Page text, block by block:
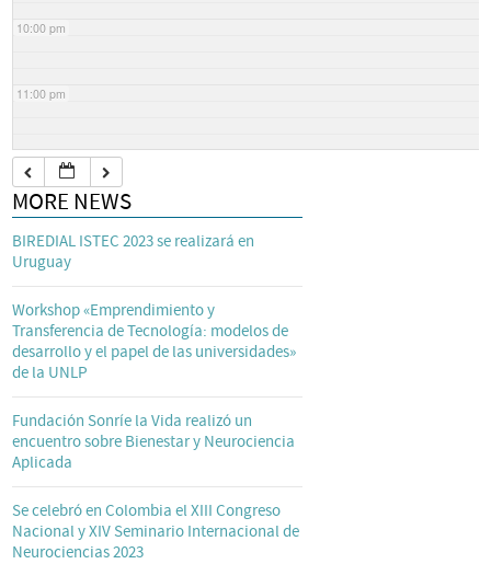
10:00 pm
11:00 pm
MORE NEWS
BIREDIAL ISTEC 2023 se realizará en
Uruguay
Workshop «Emprendimiento y
Transferencia de Tecnología: modelos de
desarrollo y el papel de las universidades»
de la UNLP
Fundación Sonríe la Vida realizó un
encuentro sobre Bienestar y Neurociencia
Aplicada
Se celebró en Colombia el XIII Congreso
Nacional y XIV Seminario Internacional de
Neurociencias 2023